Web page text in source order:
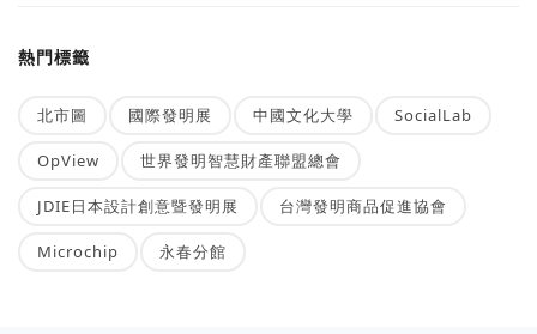
熱門標籤
北市圖 國際發明展 中國文化大學 SocialLab
OpView 世界發明智慧財產聯盟總會
JDIE日本設計創意暨發明展 台灣發明商品促進協會
Microchip 永春分館